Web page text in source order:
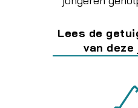
Lees de
van deze